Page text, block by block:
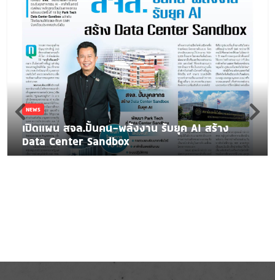
NEWS
เปิดแผน สจล.ปั้นคน-พลังงาน รับยุค AI สร้าง
Data Center Sandbox